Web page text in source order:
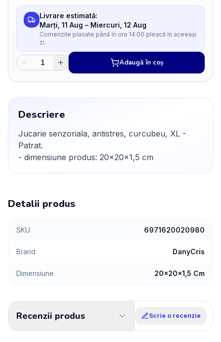
Livrare estimată:
Marți, 11 Aug – Miercuri, 12 Aug
Comenzile plasate până în ora 14:00 pleacă în aceeași
zi.
Adaugă în coș
Descriere
Jucarie senzoriala, antistres, curcubeu, XL -
Patrat.
- dimensiune produs: 20x20x1,5 cm
Detalii produs
SKU 6971620020980
Brand DanyCris
Dimensiune 20x20x1,5 Cm
Recenzii produs Scrie o recenzie